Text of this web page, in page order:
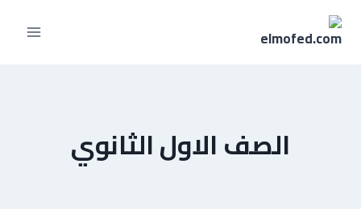
الصف الاول الثانوي